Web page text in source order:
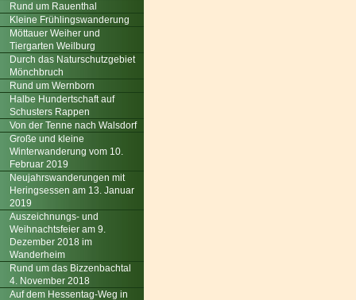
Rund um Rauenthal
Kleine Frühlingswanderung
Möttauer Weiher und
Tiergarten Weilburg
Durch das Naturschutzgebiet
Mönchbruch
Rund um Wernborn
Halbe Hundertschaft auf
Schusters Rappen
Von der Tenne nach Walsdorf
Große und kleine
Winterwanderung vom 10.
Februar 2019
Neujahrswanderungen mit
Heringsessen am 13. Januar
2019
Auszeichnungs- und
Weihnachtsfeier am 9.
Dezember 2018 im
Wanderheim
Rund um das Bizzenbachtal
4. November 2018
Auf dem Hessentag-Weg in